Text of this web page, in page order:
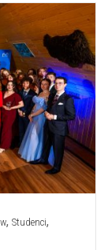
, Studenci,